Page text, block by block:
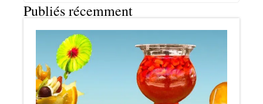
Publiés récemment